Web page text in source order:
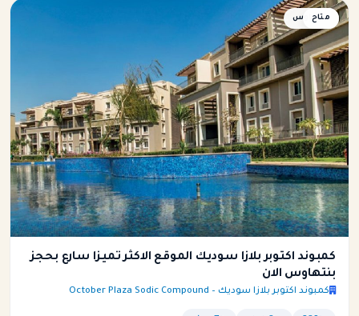
بنتهاوس
متاح
كمبوند اكتوبر بلازا سوديك الموقع الاكثر تميزا سارع بحجز
بنتهاوس الان
كمبوند اكتوبر بلازا سوديك – October Plaza Sodic Compound